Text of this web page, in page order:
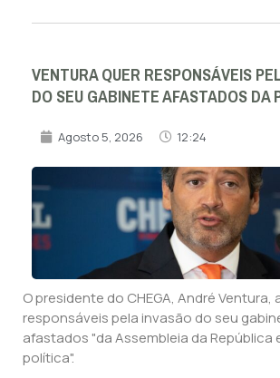
VENTURA QUER RESPONSÁVEIS
DO SEU GABINETE AFASTADOS DA
Agosto 5, 2026 12:24
O presidente do CHEGA, André
responsáveis pela invasão do seu
afastados "da Assembleia da República
política".